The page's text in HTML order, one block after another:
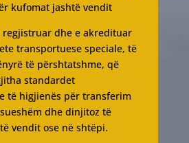
kufomat jashtë vendit
regjistruar dhe e akredituar
transportuese speciale, të
të përshtatshme, që
standardet
të higjienës për transferim
dhe dinjitoz të
vendit ose në shtëpi.